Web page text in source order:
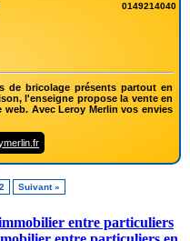
0149214040
de bricolage présents partout en
l'enseigne propose la vente en
Avec Leroy Merlin vos envies
2 Suivant »
entre particuliers